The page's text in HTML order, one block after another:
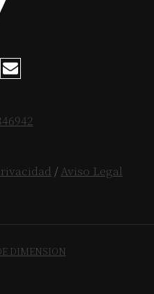
/ Aviso Legal
DIMENSION